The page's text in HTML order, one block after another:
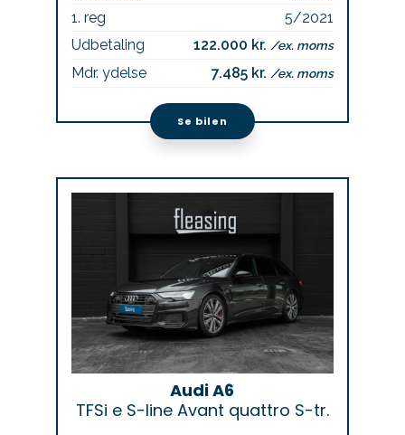
1. reg
5/2021
Udbetaling
122.000 kr./ex. moms
Mdr. ydelse 7.485 kr./ex. moms
Se bilen
Audi A6
TFSi e S-line Avant quattro S-tr.